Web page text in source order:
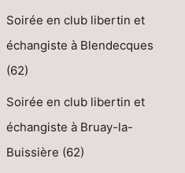
Soirée en club libertin et
échangiste à Blendecques
(62)
Soirée en club libertin et
échangiste à Bruay-la-
Buissière (62)